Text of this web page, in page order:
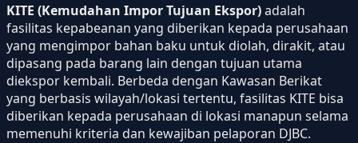
KITE (Kemudahan Impor Tujuan Ekspor)adalah
fasilitas kepabeanan yang diberikan kepada perusahaan
yang mengimpor bahan baku untuk diolah, dirakit, atau
dipasang pada barang lain dengan tujuan utama
diekspor kembali. Berbeda dengan Kawasan Berikat
yang berbasis wilayah/lokasi tertentu, fasilitas KITE bisa
diberikan kepada perusahaan di lokasi manapun selama
memenuhi kriteria dan kewajiban pelaporan DJBC.